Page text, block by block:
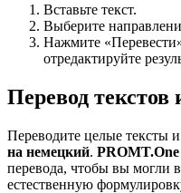
Вставьте текст.
Выберите
Нажмите
отредактируйте
Перевод текстов
Переводите целые тексты
на немецкий. PROMT.One
перевода, чтобы вы могли
естественную